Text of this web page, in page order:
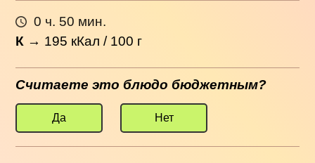
0 ч. 50 мин.
К → 195 кКал / 100 г
Считаете это блюдо бюджетным?
Да Нет